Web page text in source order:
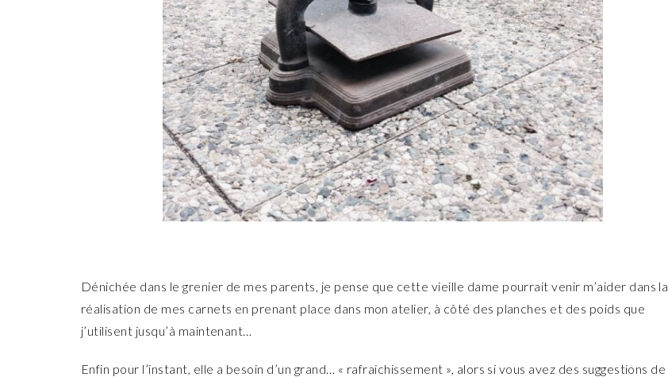
Dénichée dans le grenier de mes parents, je pense que cette vieille dame pourrait venir m’aider dans la
réalisation de mes carnets en prenant place dans mon atelier, à côté des planches et des poids que
j’utilisent jusqu’à maintenant…
Enfin pour l’instant, elle a besoin d’un grand… « rafraichissement », alors si vous avez des suggestions de